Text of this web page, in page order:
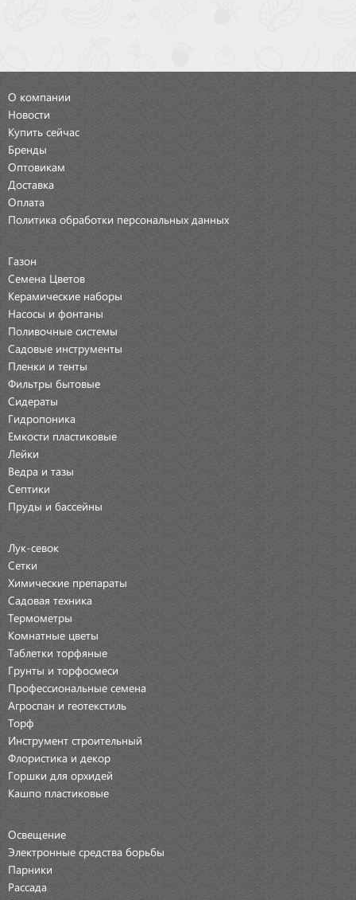
О компании
Новости
Купить сейчас
Бренды
Оптовикам
Доставка
Оплата
Политика обработки персональных данных
Газон
Семена Цветов
Керамические наборы
Насосы и фонтаны
Поливочные системы
Садовые инструменты
Пленки и тенты
Фильтры бытовые
Сидераты
Гидропоника
Емкости пластиковые
Лейки
Ведра и тазы
Септики
Пруды и бассейны
Лук-севок
Сетки
Химические препараты
Садовая техника
Термометры
Комнатные цветы
Таблетки торфяные
Грунты и торфосмеси
Профессиональные семена
Агроспан и геотекстиль
Торф
Инструмент строительный
Флористика и декор
Горшки для орхидей
Кашпо пластиковые
Освещение
Электронные средства борьбы
Парники
Рассада